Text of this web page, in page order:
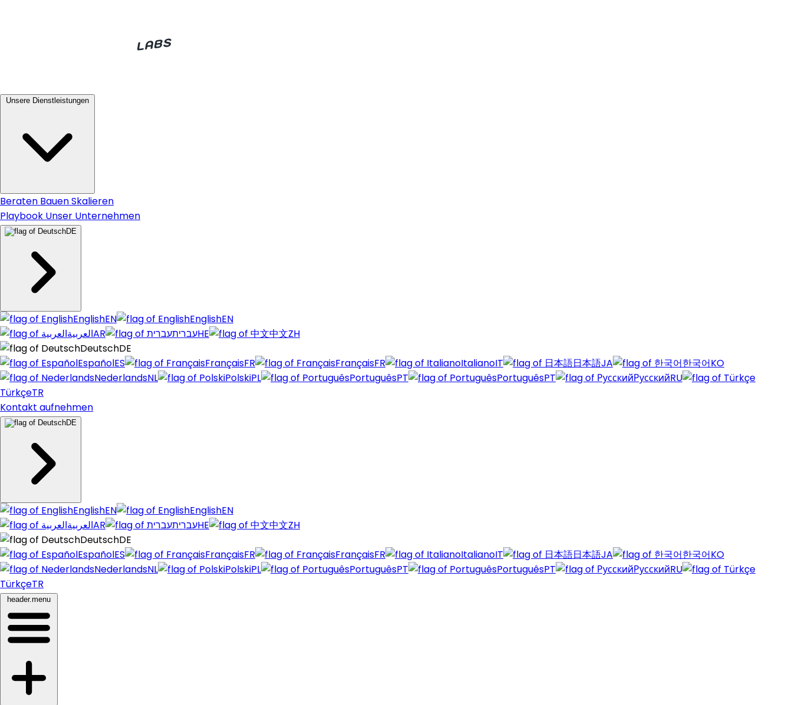
Beraten BauenSkalieren
Playbook Unser Unternehmen
DE
EnglishEN EnglishEN
العربيةAR עבריתHE 中文ZH
DeutschDE
EspañolES FrançaisFR FrançaisFR ItalianoIT 日本語JA 한국어KO
NederlandsNL PolskiPL PortuguêsPT PortuguêsPT РусскийRU
TürkçeTR
Kontakt aufnehmen
DE
EnglishEN EnglishEN
العربيةAR עבריתHE 中文ZH
DeutschDE
EspañolES FrançaisFR FrançaisFR ItalianoIT 日本語JA 한국어KO
NederlandsNL PolskiPL PortuguêsPT PortuguêsPT РусскийRU
TürkçeTR
header.menu